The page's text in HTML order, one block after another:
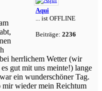
Aqui
... ist OFFLINE
Beiträge: 2236
herrlichem Wetter (wir
gut mit uns meinte!) lange
ein wunderschöner Tag.
wieder mein Reichtum